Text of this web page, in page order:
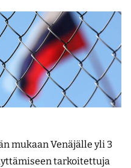
mukaan Venäjälle yli 3
tarkoitettuja